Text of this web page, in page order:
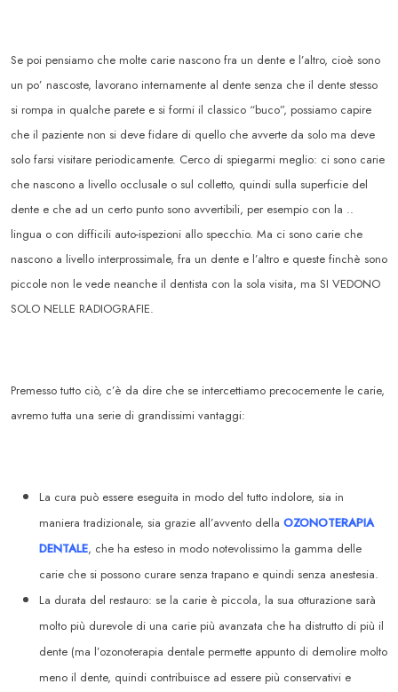
Se poi pensiamo che molte carie nascono fra un dente e l’altro, cioè sono
un po’ nascoste, lavorano internamente al dente senza che il dente stesso
si rompa in qualche parete e si formi il classico “buco”, possiamo capire
che il paziente non si deve fidare di quello che avverte da solo ma deve
solo farsi visitare periodicamente. Cerco di spiegarmi meglio: ci sono carie
che nascono a livello occlusale o sul colletto, quindi sulla superficie del
dente e che ad un certo punto sono avvertibili, per esempio con la ..
lingua o con difficili auto-ispezioni allo specchio. Ma ci sono carie che
nascono a livello interprossimale, fra un dente e l’altro e queste finchè sono
piccole non le vede neanche il dentista con la sola visita, ma SI VEDONO
SOLO NELLE RADIOGRAFIE.
Premesso tutto ciò, c’è da dire che se intercettiamo precocemente le carie,
avremo tutta una serie di grandissimi vantaggi:
La cura può essere eseguita in modo del tutto indolore, sia in
maniera tradizionale, sia grazie all’avvento della OZONOTERAPIA
DENTALE, che ha esteso in modo notevolissimo la gamma delle
carie che si possono curare senza trapano e quindi senza anestesia.
La durata del restauro: se la carie è piccola, la sua otturazione sarà
molto più durevole di una carie più avanzata che ha distrutto di più il
dente (ma l’ozonoterapia dentale permette appunto di demolire molto
meno il dente, quindi contribuisce ad essere più conservativi e